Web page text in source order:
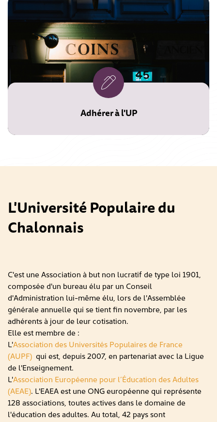
Adhérer à l'UP
L'Université Populaire du
Chalonnais
C'est une Association à but non lucratif de type loi 1901,
composée d'un bureau élu par un Conseil
d'Administration lui-même élu, lors de l'Assemblée
générale annuelle qui se tient fin novembre, par les
adhérents à jour de leur cotisation.
Elle est membre de :
L'Association des Universités Populaires de France
(AUPF) qui est, depuis 2007, en partenariat avec la Ligue
de l'Enseignement.
L'Association Européenne pour l’Éducation des Adultes
(AEAE). L'EAEA est une ONG européenne qui représente
128 associations, toutes actives dans le domaine de
l'éducation des adultes. Au total, 42 pays sont